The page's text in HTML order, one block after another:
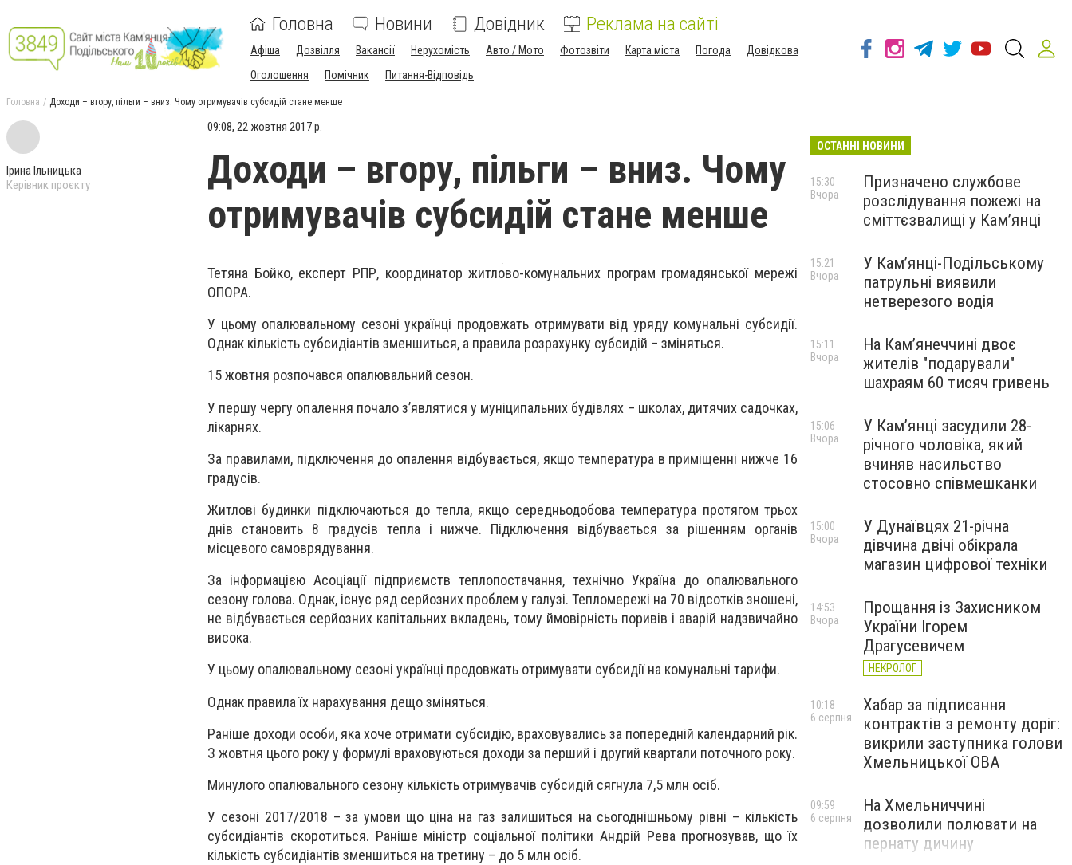
Головна Новини Довідник Реклама на сайті
Афіша Дозвілля Вакансії Нерухомість Авто / Мото Фотозвіти Карта міста Погода
Довідкова
Оголошення
Помічник Питання-Відповідь
Головна Доходи – вгору, пільги – вниз. Чому отримувачів субсидій стане менше
Ірина Ільницька
Керівник проєкту
09:08, 22 жовтня 2017 р.
Доходи – вгору, пільги – вниз. Чому
отримувачів субсидій стане менше
Тетяна Бойко, експерт РПР, координатор житлово-комунальних програм громадянської мережі
ОПОРА.
У цьому опалювальному сезоні українці продовжать отримувати від уряду комунальні субсидії.
Однак кількість субсидіантів зменшиться, а правила розрахунку субсидій – зміняться.
15 жовтня розпочався опалювальний сезон.
У першу чергу опалення почало з’являтися у муніципальних будівлях – школах, дитячих садочках,
лікарнях.
За правилами, підключення до опалення відбувається, якщо температура в приміщенні нижче 16
градусів.
Житлові будинки підключаються до тепла, якщо середньодобова температура протягом трьох
днів становить 8 градусів тепла і нижче. Підключення відбувається за рішенням органів
місцевого самоврядування.
За інформацією Асоціації підприємств теплопостачання, технічно Україна до опалювального
сезону голова. Однак, існує ряд серйозних проблем у галузі. Тепломережі на 70 відсотків зношені,
не відбувається серйозних капітальних вкладень, тому ймовірність поривів і аварій надзвичайно
висока.
У цьому опалювальному сезоні українці продовжать отримувати субсидії на комунальні тарифи.
Однак правила їх нарахування дещо зміняться.
Раніше доходи особи, яка хоче отримати субсидію, враховувались за попередній календарний рік.
З жовтня цього року у формулі враховуються доходи за перший і другий квартали поточного року.
Минулого опалювального сезону кількість отримувачів субсидій сягнула 7,5 млн осіб.
У сезоні 2017/2018 – за умови що ціна на газ залишиться на сьогоднішньому рівні – кількість
субсидіантів скоротиться. Раніше міністр соціальної політики Андрій Рева прогнозував, що їх
кількість субсидіантів зменшиться на третину – до 5 млн осіб.
ОСТАННІ НОВИНИ
Призначено службове
розслідування пожежі на
сміттєзвалищі у Кам’янці
15:30
Вчора
У Кам’янці-Подільському
патрульні виявили
нетверезого водія
15:21
Вчора
На Камʼянеччині двоє
жителів "подарували"
шахраям 60 тисяч гривень
15:11
Вчора
У Камʼянці засудили 28-
річного чоловіка, який
вчиняв насильство
стосовно співмешканки
15:06
Вчора
У Дунаївцях 21-річна
дівчина двічі обікрала
магазин цифрової техніки
15:00
Вчора
Прощання із Захисником
України Ігорем
Драгусевичем
НЕКРОЛОГ
14:53
Вчора
Хабар за підписання
контрактів з ремонту доріг:
викрили заступника голови
Хмельницької ОВА
10:18
6 серпня
На Хмельниччині
дозволили полювати на
пернату дичину
09:59
6 серпня